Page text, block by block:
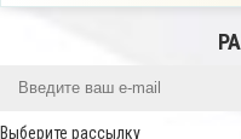
Выберите рассылку